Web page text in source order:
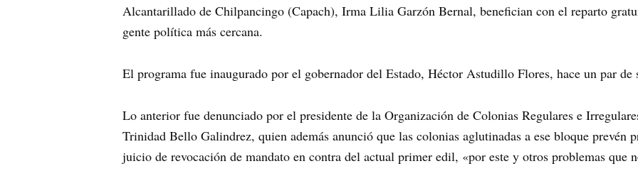
Alcantarillado de Chilpancingo (Capach), Irma Lilia Garzón Bernal, benefician con el reparto
gente política más cercana.
El programa fue inaugurado por el gobernador del Estado, Héctor Astudillo Flores, hace un par de
Lo anterior fue denunciado por el presidente de la Organización de Colonias Regulares e
Trinidad Bello Galindrez, quien además anunció que las colonias aglutinadas a ese bloque prevén
juicio de revocación de mandato en contra del actual primer edil, «por este y otros problemas que